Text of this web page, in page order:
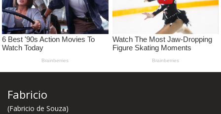
Fabricio
(Fabricio de Souza)